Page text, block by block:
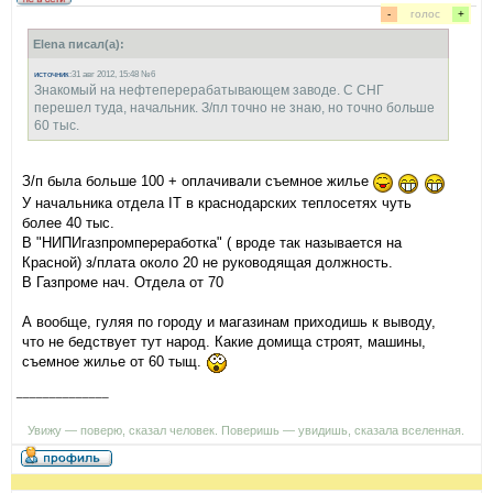
- голос +
Elena писал(а):
источник:31 авг 2012, 15:48 №6
Знакомый на нефтеперерабатывающем заводе. С СНГ
перешел туда, начальник. З/пл точно не знаю, но точно больше
60 тыс.
З/п была больше 100 + оплачивали съемное жилье
У начальника отдела IT в краснодарских теплосетях чуть
более 40 тыс.
В "НИПИгазпромпереработка" ( вроде так называется на
Красной) з/плата около 20 не руководящая должность.
В Газпроме нач. Отдела от 70
А вообще, гуляя по городу и магазинам приходишь к выводу,
что не бедствует тут народ. Какие домища строят, машины,
съемное жилье от 60 тыщ.
Увижу — поверю, сказал человек. Поверишь — увидишь, сказала вселенная.